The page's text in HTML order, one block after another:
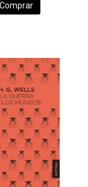
Comprar